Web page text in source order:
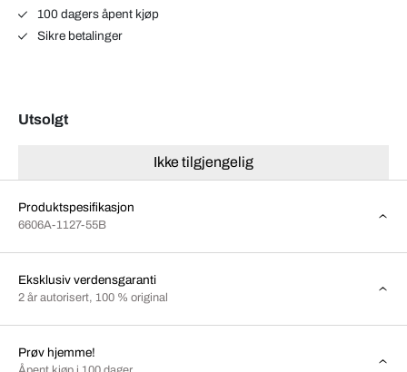
100 dagers åpent kjøp
Sikre betalinger
Utsolgt
Ikke tilgjengelig
Produktspesifikasjon
6606A-1127-55B
Eksklusiv verdensgaranti
2 år autorisert, 100 % original
Prøv hjemme!